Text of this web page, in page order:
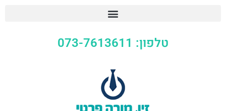
טלפון: 073-7613611